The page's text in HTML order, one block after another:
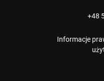
+48
Informacje